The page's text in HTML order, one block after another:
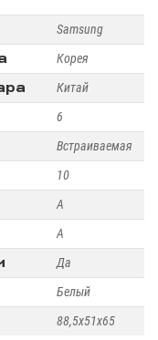
Samsung
Корея
Китай
6
Встраиваемая
10
А
А
Да
Белый
88,5х51х65